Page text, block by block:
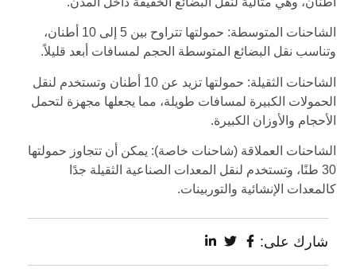
الشاحنات المتوسطة: حمولتها تتراوح بين 5 إلى 10 أطنان،
وتناسب نقل البضائع المتوسطة الحجم لمسافات أبعد قليلاً.
الشاحنات الثقيلة: حمولتها تزيد عن 10 أطنان وتستخدم لنقل
الحمولات الكبيرة لمسافات طويلة، مما يجعلها مجهزة لتحمل
الأحجام والأوزان الكبيرة.
الشاحنات العملاقة (شاحنات خاصة): يمكن أن تتجاوز حمولتها
30 طنًا، وتستخدم لنقل المعدات الصناعية الثقيلة جدًا
كالمعدات الإنشائية والتوربينات.
شارك على: